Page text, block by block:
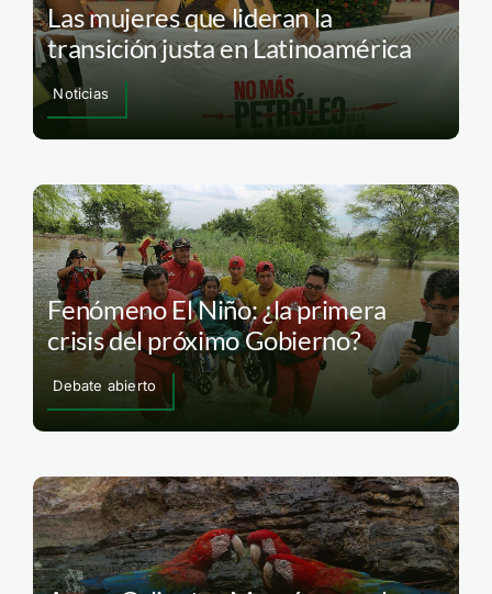
Las mujeres que lideran la
transición justa en Latinoamérica
Noticias
Fenómeno El Niño: ¿la primera
crisis del próximo Gobierno?
Debate abierto